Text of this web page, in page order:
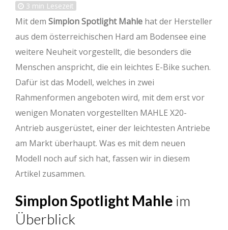
3 min Lesezeit
Mit dem Simplon Spotlight Mahle hat der Hersteller
aus dem österreichischen Hard am Bodensee eine
weitere Neuheit vorgestellt, die besonders die
Menschen anspricht, die ein leichtes E-Bike suchen.
Dafür ist das Modell, welches in zwei
Rahmenformen angeboten wird, mit dem erst vor
wenigen Monaten vorgestellten MAHLE X20-
Antrieb ausgerüstet, einer der leichtesten Antriebe
am Markt überhaupt. Was es mit dem neuen
Modell noch auf sich hat, fassen wir in diesem
Artikel zusammen.
Simplon Spotlight Mahle im
Überblick